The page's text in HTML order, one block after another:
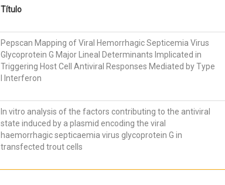
Título
Pepscan Mapping of Viral Hemorrhagic Septicemia Virus
Glycoprotein G Major Lineal Determinants Implicated in
Triggering Host Cell Antiviral Responses Mediated by Type
I Interferon
In vitro analysis of the factors contributing to the antiviral
state induced by a plasmid encoding the viral
haemorrhagic septicaemia virus glycoprotein G in
transfected trout cells